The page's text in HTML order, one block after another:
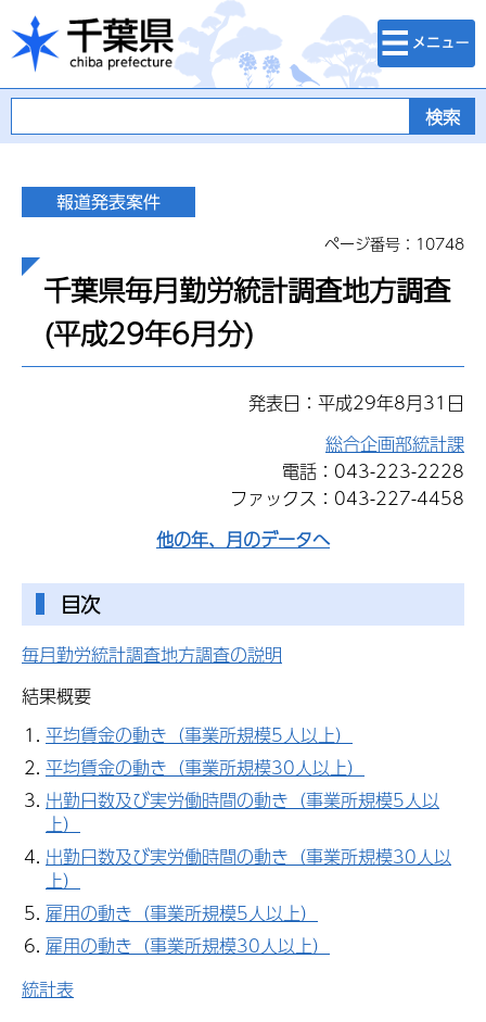
千葉県
検索・メニュ
ー
ページ番号：10748
千葉県毎月勤労統計調査地方調査
(平成29年6月分)
発表日：平成29年8月31日
総合企画部統計課
電話：043-223-2228
ファックス：043-227-4458
他の年、月のデータへ
目次
毎月勤労統計調査地方調査の説明
結果概要
平均賃金の動き（事業所規模5人以上）
平均賃金の動き（事業所規模30人以上）
出勤日数及び実労働時間の動き（事業所規模5人以
上）
出勤日数及び実労働時間の動き（事業所規模30人以
上）
雇用の動き（事業所規模5人以上）
雇用の動き（事業所規模30人以上）
統計表